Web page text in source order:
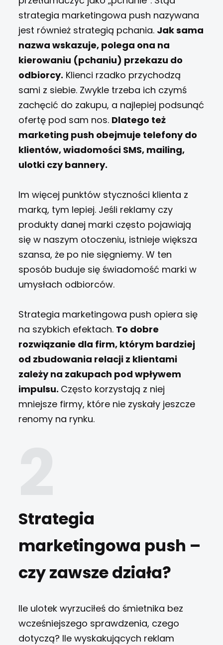
strategia marketingowa push nazywana
jest również strategią pchania. Jak sama
nazwa wskazuje, polega ona na
kierowaniu (pchaniu) przekazu do
odbiorcy. Klienci rzadko przychodzą
sami z siebie. Zwykle trzeba ich czymś
zachęcić do zakupu, a najlepiej podsunąć
ofertę pod sam nos. Dlatego też
marketing push obejmuje telefony do
klientów, wiadomości SMS, mailing,
ulotki czy bannery.
Im więcej punktów styczności klienta z
marką, tym lepiej. Jeśli reklamy czy
produkty danej marki często pojawiają
się w naszym otoczeniu, istnieje większa
szansa, że po nie sięgniemy. W ten
sposób buduje się świadomość marki w
umysłach odbiorców.
Strategia marketingowa push opiera się
na szybkich efektach. To dobre
rozwiązanie dla firm, którym bardziej
od zbudowania relacji z klientami
zależy na zakupach pod wpływem
impulsu. Często korzystają z niej
mniejsze firmy, które nie zyskały jeszcze
renomy na rynku.
Strategia
marketingowa push –
czy zawsze działa?
Ile ulotek wyrzuciłeś do śmietnika bez
wcześniejszego sprawdzenia, czego
dotyczą? Ile wyskakujących reklam